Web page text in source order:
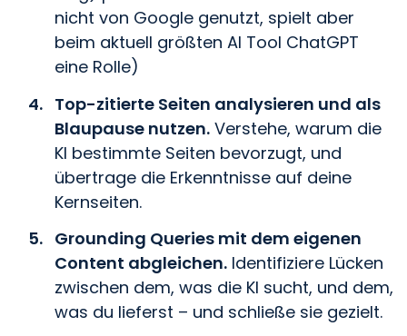
nicht von Google genutzt, spielt aber
beim aktuell größten AI Tool ChatGPT
eine Rolle)
Top-zitierte Seiten analysieren und als
Blaupause nutzen. Verstehe, warum die
KI bestimmte Seiten bevorzugt, und
übertrage die Erkenntnisse auf deine
Kernseiten.
Grounding Queries mit dem eigenen
Content abgleichen. Identifiziere Lücken
zwischen dem, was die KI sucht, und dem,
was du lieferst – und schließe sie gezielt.